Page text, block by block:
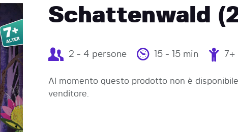
Schattenwald
2 - 4 persone 15 - 15 min 7+
Al momento questo prodotto non è
venditore.